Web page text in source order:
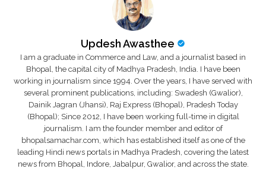
Updesh Awasthee
I am a graduate in Commerce and Law, and a journalist based in
Bhopal, the capital city of Madhya Pradesh, India. I have been
working in journalism since 1994. Over the years, I have served with
several prominent publications, including: Swadesh (Gwalior),
Dainik Jagran (Jhansi), Raj Express (Bhopal), Pradesh Today
(Bhopal); Since 2012, I have been working full-time in digital
journalism. I am the founder member and editor of
bhopalsamachar.com, which has established itself as one of the
leading Hindi news portals in Madhya Pradesh, covering the latest
news from Bhopal, Indore, Jabalpur, Gwalior, and across the state.